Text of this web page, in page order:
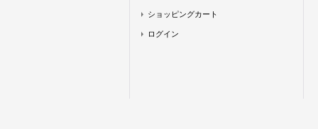
ショッピングカート
ログイン